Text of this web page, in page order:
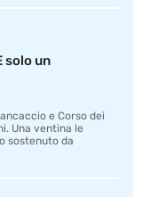
solo un
e Corso dei
Una ventina le
sostenuto da